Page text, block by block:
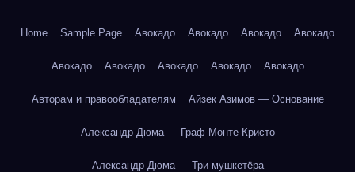
Home Sample Page Авокадо Авокадо Авокадо Авокадо
Авокадо Авокадо Авокадо Авокадо Авокадо
Авторам и правообладателям Айзек Азимов — Основание
Александр Дюма — Граф Монте-Кристо
Александр Дюма — Три мушкетёра